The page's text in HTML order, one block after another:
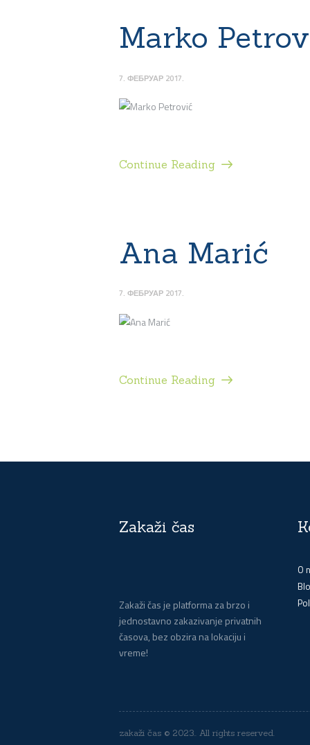
Marko
7. ФЕБРУАР 2017.
Continue Reading
Ana Marić
7. ФЕБРУАР 2017.
Continue Reading
Zakaži čas
Zakaži čas je platforma za brzo i
jednostavno zakazivanje privatnih
časova, bez obzira na lokaciju i
vreme!
O
zakaži čas © 2023.. All rights reserved.